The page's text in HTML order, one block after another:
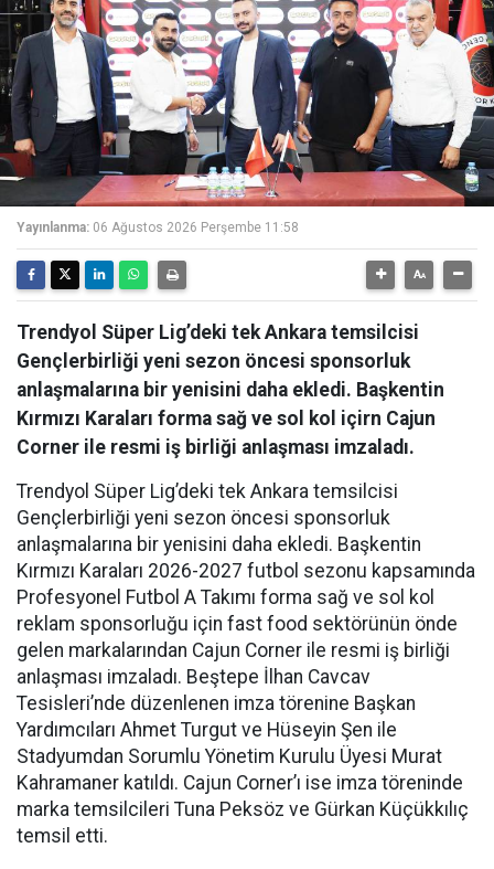
Yayınlanma: 06 Ağustos 2026 Perşembe 11:58
Trendyol Süper Lig’deki tek Ankara temsilcisi
Gençlerbirliği yeni sezon öncesi sponsorluk
anlaşmalarına bir yenisini daha ekledi. Başkentin
Kırmızı Karaları forma sağ ve sol kol içirn Cajun
Corner ile resmi iş birliği anlaşması imzaladı.
Trendyol Süper Lig’deki tek Ankara temsilcisi
Gençlerbirliği yeni sezon öncesi sponsorluk
anlaşmalarına bir yenisini daha ekledi. Başkentin
Kırmızı Karaları 2026-2027 futbol sezonu kapsamında
Profesyonel Futbol A Takımı forma sağ ve sol kol
reklam sponsorluğu için fast food sektörünün önde
gelen markalarından Cajun Corner ile resmi iş birliği
anlaşması imzaladı. Beştepe İlhan Cavcav
Tesisleri’nde düzenlenen imza törenine Başkan
Yardımcıları Ahmet Turgut ve Hüseyin Şen ile
Stadyumdan Sorumlu Yönetim Kurulu Üyesi Murat
Kahramaner katıldı. Cajun Corner’ı ise imza töreninde
marka temsilcileri Tuna Peksöz ve Gürkan Küçükkılıç
temsil etti.